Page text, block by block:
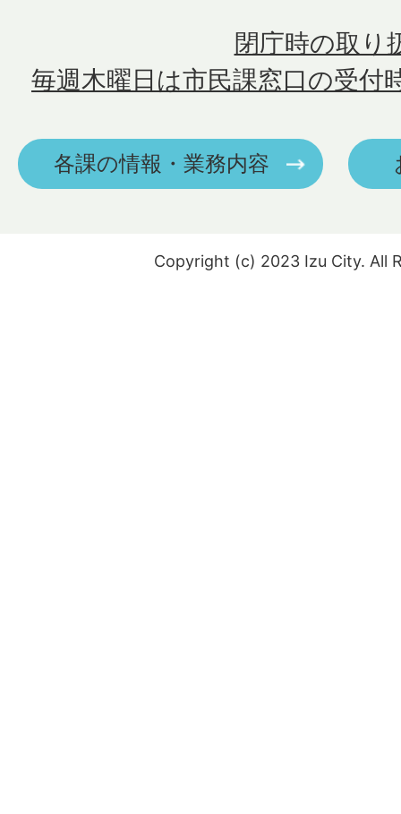
毎週木曜日は市民課窓口の受付
閉庁時の取り
各課の情報・業務内容
Copyright (c) 2023 Izu City. All